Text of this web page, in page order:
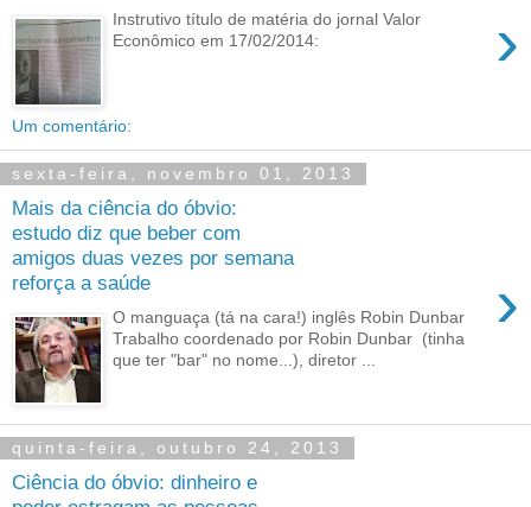
›
Instrutivo título de matéria do jornal Valor
Econômico em 17/02/2014:
Um comentário:
sexta-feira, novembro 01, 2013
Mais da ciência do óbvio:
estudo diz que beber com
amigos duas vezes por semana
reforça a saúde
›
O manguaça (tá na cara!) inglês Robin Dunbar
Trabalho coordenado por Robin Dunbar (tinha
que ter "bar" no nome...), diretor ...
quinta-feira, outubro 24, 2013
Ciência do óbvio: dinheiro e